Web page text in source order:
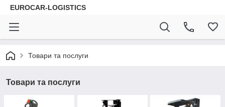
EUROCAR-LOGISTICS
Товари та послуги
Товари та послуги